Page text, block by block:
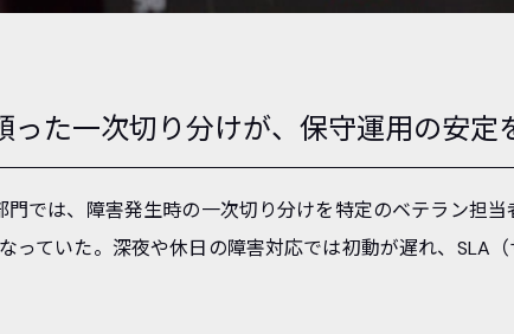
った一次切り分けが、保守運用の安定
門では、障害発生時の一次切り分けを特定のベテラン担
っていた。深夜や休日の障害対応では初動が遅れ、SLA